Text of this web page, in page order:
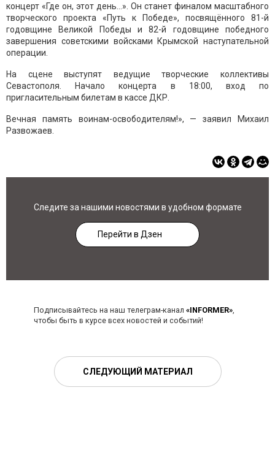
концерт «Где он, этот день...». Он станет финалом масштабного
творческого проекта «Путь к Победе», посвящённого 81-й
годовщине Великой Победы и 82-й годовщине победного
завершения советскими войсками Крымской наступательной
операции.
На сцене выступят ведущие творческие коллективы
Севастополя. Начало концерта в 18:00, вход по
пригласительным билетам в кассе ДКР.
Вечная память воинам-освободителям!», — заявил Михаил
Развожаев.
Следите за нашими новостями в удобном формате
Перейти в Дзен
Подписывайтесь на наш телеграм-канал «INFORMER»,
чтобы быть в курсе всех новостей и событий!
СЛЕДУЮЩИЙ МАТЕРИАЛ